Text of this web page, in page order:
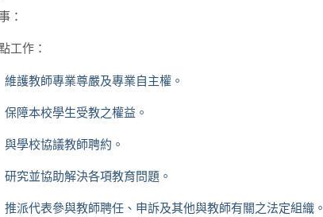
：
工作：
維護教師專業尊嚴及專業自主權。
保障本校學生受教之權益。
與學校協議教師聘約。
研究並協助解決各項教育問題。
推派代表參與教師聘任、申訴及其他與教師有關之法定組織。